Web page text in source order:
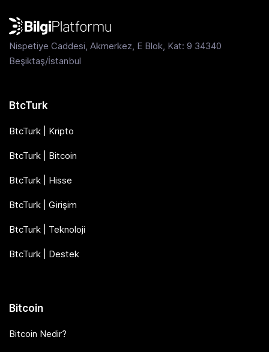
Nispetiye Caddesi, Akmerkez, E Blok, Kat: 9 34340
Beşiktaş/İstanbul
BtcTurk
BtcTurk | Kripto
BtcTurk | Bitcoin
BtcTurk | Hisse
BtcTurk | Girişim
BtcTurk | Teknoloji
BtcTurk | Destek
Bitcoin
Bitcoin Nedir?